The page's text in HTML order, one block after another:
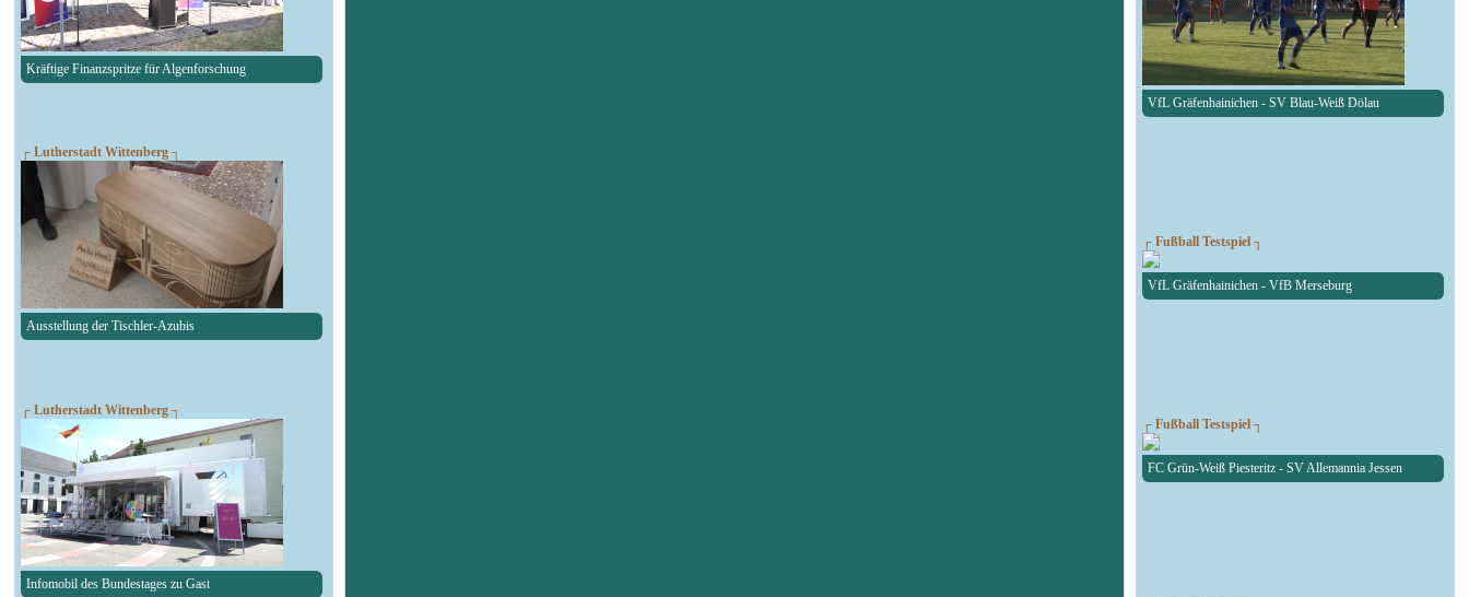
Kräftige Finanzspritze für Algenforschung
┌ Lutherstadt Wittenberg ┐
Ausstellung der Tischler-Azubis
┌ Lutherstadt Wittenberg ┐
Infomobil des Bundestages zu Gast
VfL Gräfenhainichen - SV Blau-Weiß Dölau
┌ Fußball Testspiel ┐
VfL Gräfenhainichen - VfB Merseburg
┌ Fußball Testspiel ┐
FC Grün-Weiß Piesteritz - SV Allemannia Jessen